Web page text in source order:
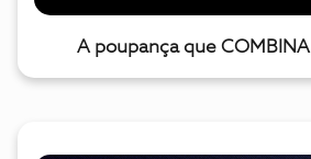
A poupança que COMBINA